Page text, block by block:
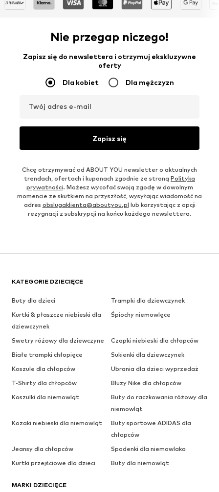
Nie przegap niczego!
Zapisz się do newslettera i otrzymuj ekskluzywne
oferty
Dla kobiet Dla mężczyzn
Twój adres e-mail
Zapisz się
Chcę otrzymywać od ABOUT YOU newsletter o aktualnych
trendach, ofertach i kuponach zgodnie ze stroną Polityka
prywatności. Możesz wycofać swoją zgodę w dowolnym
momencie ze skutkiem na przyszłość, wysyłając wiadomość na
adres obslugaklienta@aboutyou.pl lub korzystając z opcji
rezygnacji z subskrypcji na końcu każdego newslettera.
KATEGORIE DZIECIĘCE
Buty dla dzieci
Trampki dla dziewczynek
Kurtki & płaszcze niebieski dla
dziewczynek
Śpiochy niemowlęce
Swetry różowy dla dziewczyne
Czapki niebieski dla chłopców
Białe trampki chłopięce
Sukienki dla dziewczynek
Koszule dla chłopców
Ubrania dla dzieci wyprzedaż
T-Shirty dla chłopców
Bluzy Nike dla chłopców
Koszulki dla niemowląt
Buty do raczkowania różowy dla
niemowląt
Kozaki niebieski dla niemowląt
Buty sportowe ADIDAS dla
chłopców
Jeansy dla chłopców
Spodenki dla niemowlaka
Kurtki przejściowe dla dzieci
Buty dla niemowląt
MARKI DZIECIĘCE